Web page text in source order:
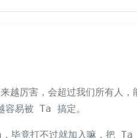
厉害，会超过我们所有人，
容易被 Ta 搞定。
竟打不过就加入嘛，把 Ta